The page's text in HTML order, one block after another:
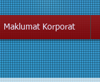
Maklumat Korporat